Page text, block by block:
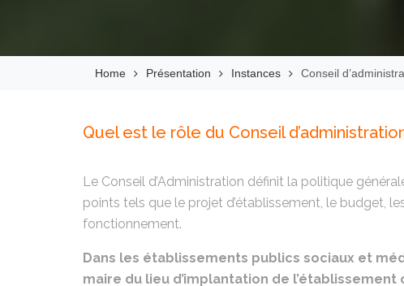
Home Présentation Instances Conseil
Quel est le rôle du Conseil
Le Conseil d’Administration définit la politique
points tels que le projet d’établissement, le budget,
fonctionnement.
Dans les établissements publics sociaux et
maire du lieu d’implantation de